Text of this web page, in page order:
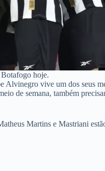
hoje.
vive um dos seus
de semana, também
Martins e Mastriani